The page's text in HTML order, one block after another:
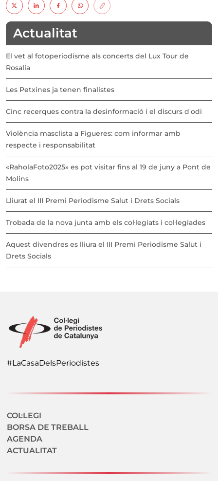
Actualitat
El vet al fotoperiodisme als concerts del Lux Tour de
Rosalía
Les Petxines ja tenen finalistes
Cinc recerques contra la desinformació i el discurs d'odi
Violència masclista a Figueres: com informar amb
respecte i responsabilitat
«RaholaFoto2025» es pot visitar fins al 19 de juny a Pont de
Molins
Lliurat el III Premi Periodisme Salut i Drets Socials
Trobada de la nova junta amb els col·legiats i col·legiades
Aquest divendres es lliura el III Premi Periodisme Salut i
Drets Socials
#LaCasaDelsPeriodistes
Navegació secundaria
COL·LEGI
BORSA DE TREBALL
AGENDA
ACTUALITAT